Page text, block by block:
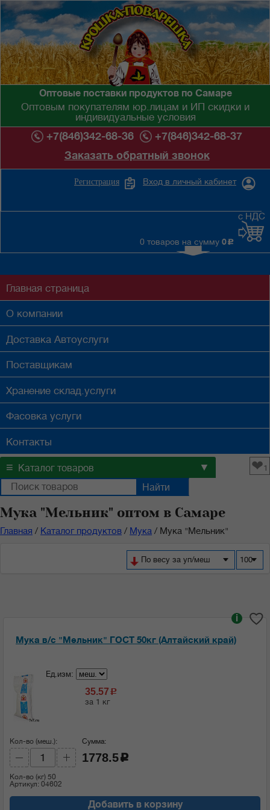
Оптовые поставки продуктов по Самаре
Оптовым покупателям юр.лицам и ИП скидки и
индивидуальные условия
+7(846)342-68-36
+7(846)342-68-37
Заказать обратный звонок
Вход в личный кабинет
Регистрация
0 товаров на сумму 0 c
с НДС
Главная страница
О компании
Доставка Автоуслуги
Поставщикам
Хранение склад.услуги
Фасовка услуги
Контакты
≡ Каталог товаров ▼ ❤1
Мука "Мельник" оптом в Самаре
Главная / Каталог продуктов / Мука / Мука "Мельник"
100
По весу за уп/меш
Мука в/с "Мельник" ГОСТ 50кг (Алтайский край)
i
Ед.изм:
35.57 c
за 1 кг
Кол-во (меш.):
Кол-во (кг) 50
Артикул: 04602
Сумма:
1778.5 c
Добавить в корзину